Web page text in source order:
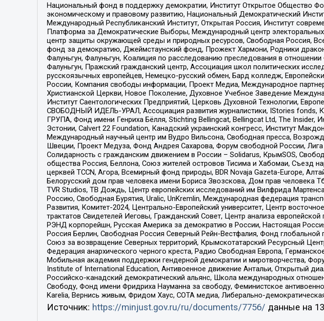
Национальный фонд в поддержку демократии, Институт Открытое Общество
экономическому и правовому развитию, Национальный Демократический
Международный Республиканский Институт, Открытая Россия, Институт
Платформа за Демократические Выборы, Международный центр
центр защиты окружающей среды и природных ресурсов, Свободная Россия,
фонд за демократию, Джеймстаунский фонд, Прожект Хармони, Родники
Фалуньгун, Фалуньгун, Коалиция по расследованию преследования в
Фалуньгун, Пражский гражданский центр, Ассоциация школ политических
русскоязычных европейцев, Немецко-русский обмен, Бард колледж,
России, Компания свободы информации, Проект Медиа, Международное
Христианской Церкви, Новое Поколение, Духовное Учебное Заведение
Институт Саентологических Предприятий, Церковь Духовной Технологии,
СВОБОДНЫЙ ИДЕЛЬ-УРАЛ, Ассоциация развития журналистики, IStories
ГРУПА, Фонд имени Генриха Бёлля, Stichting Bellingcat, Bellingcat Ltd, The
Эстонии, Calvert 22 Foundation, Канадский украинский конгресс, Институт
Международный научный центр им Вудро Вильсона, Свободная пресса,
Швеции, Проект Медуза, Фонд Андрея Сахарова, Форум свободной России,
Солидарность с гражданским движением в России – Solidarus, КрымSOS,
общества Россия, Беллона, Союз жителей островов Тисима и Хабомаи, Съезд
церквей TCCN, Агора, Всемирный фонд природы, BDR Novaja Gazeta-Europe,
Белорусский дом прав человека имени Бориса Звозскова, Дом прав человека
TVR Studios, ТВ Дождь, Центр европейских исследований им Вилфрида
Россию, Свободная Бурятия, Uralic, UnKremlin, Международная федерация
Развития, Комитет-2024, Центрально-Европейский университет, Центр
трактатов Свидетелей Иеговы, Гражданский Совет, Центр анализа
РЭНД корпорейшн, Русская Америка за демократию в России, Настоящая
Россия Берлин, Свободная Россия Северный Рейн-Вестфалия, Фонд
Союз за возвращение Северных территорий, Крымскотатарский Ресурсный
Федерация анархического черного креста, Радио Свободная Европа,
Мобильная академия поддержки гендерной демократии и миротворчества,
Institute of International Education, Антивоенное движение Антальи, Открытый
Российско-канадский демократический альянс, Школа международных
Свободу, Фонд имени Фридриха Науманна за свободу, Феминистское
Karelia, Вернись живым, Фридом Хаус, СОТА медиа, Либерально-
Источник: https://minjust.gov.ru/ru/documents/7756/ данные на